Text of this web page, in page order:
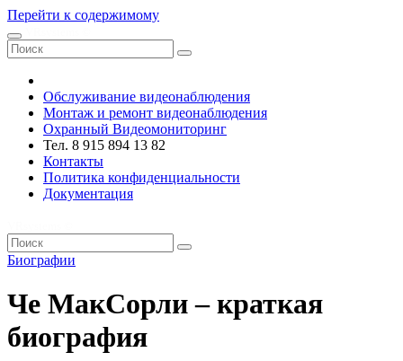
Перейти к содержимому
Обслуживание видеонаблюдения
Монтаж и ремонт видеонаблюдения
Охранный Видеомониторинг
Тел. 8 915 894 13 82
Контакты
Политика конфиденциальности
Документация
Биографии
Че МакСорли – краткая
биография